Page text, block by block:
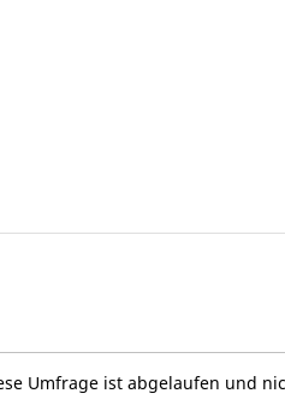
Umfrage ist abgelaufen und